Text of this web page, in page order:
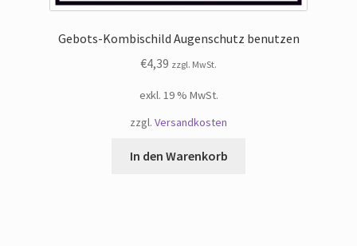
Gebots-Kombischild Augenschutz benutzen
€4,39 zzgl. MwSt.
exkl. 19 % MwSt.
zzgl. Versandkosten
In den Warenkorb